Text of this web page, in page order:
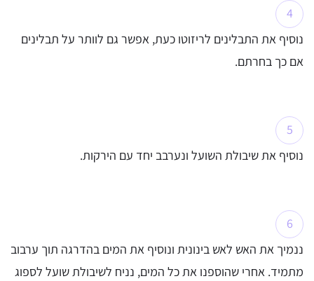
נוסיף את התבלינים לריזוטו כעת, אפשר גם לוותר על תבלינים
אם כך בחרתם.
נוסיף את שיבולת השועל ונערבב יחד עם הירקות.
ננמיך את האש לאש בינונית ונוסיף את המים בהדרגה תוך ערבוב
מתמיד. אחרי שהוספנו את כל המים, נניח לשיבולת שועל לספוג